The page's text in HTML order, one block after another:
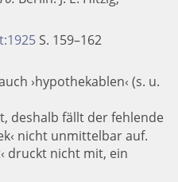
S. 159–162
›hypothekablen‹ (s. u.
deshalb fällt der fehlende
nicht unmittelbar auf.
druckt nicht mit, ein